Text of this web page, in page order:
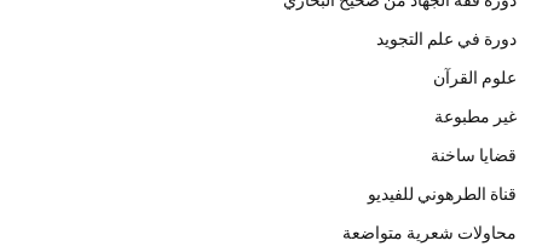
دورة في علم التجويد
علوم القرآن
غير مطبوعة
قضايا ساخنة
قناة الطرهوني للفيديو
محاولات شعرية متواضعة